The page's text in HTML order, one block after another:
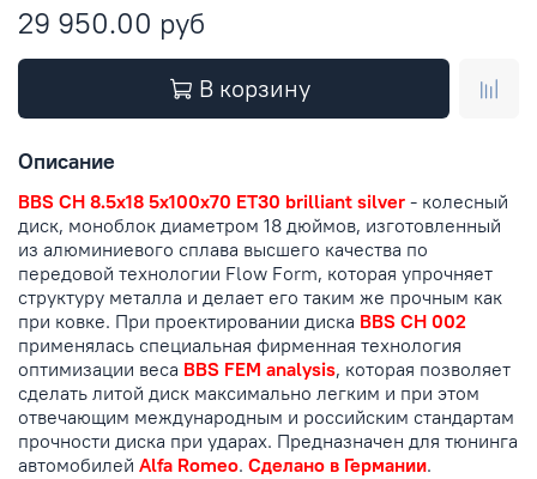
29 950.00 руб
В корзину
Описание
BBS CH 8.5x18 5x100x70 ET30 brilliant silver - колесный
диск, моноблок диаметром 18 дюймов, изготовленный
из алюминиевого сплава высшего качества по
передовой технологии Flow Form, которая упрочняет
структуру металла и делает его таким же прочным как
при ковке. При проектировании диска BBS CH 002
применялась специальная фирменная технология
оптимизации веса BBS FEM analysis, которая позволяет
сделать литой диск максимально легким и при этом
отвечающим международным и российским стандартам
прочности диска при ударах. Предназначен для тюнинга
автомобилей Alfa Romeo. Сделано в Германии.